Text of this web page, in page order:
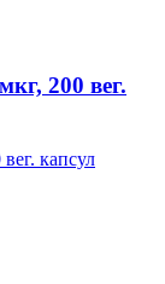
200 вег.